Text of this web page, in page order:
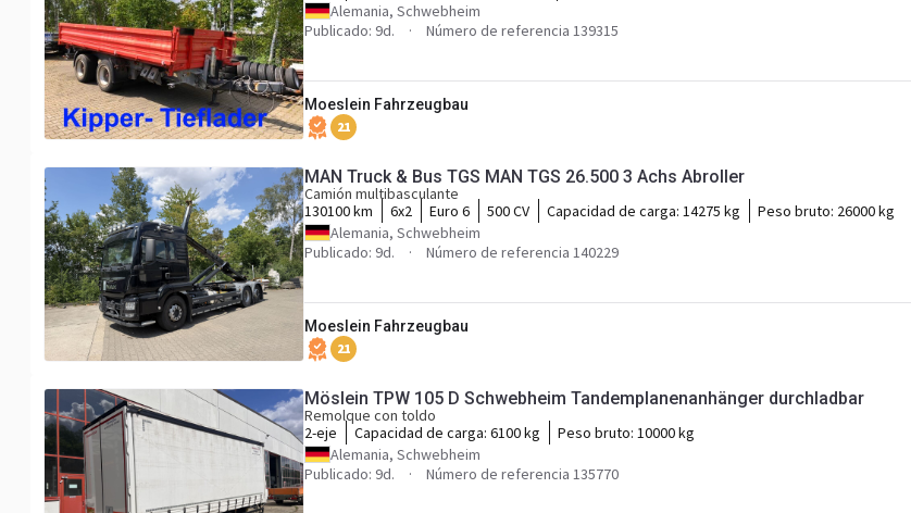
Alemania, Schwebheim
Publicado: 9d.
Número de referencia 139315
Moeslein Fahrzeugbau
21
MAN Truck & Bus TGS MAN TGS 26.500 3 Achs Abroller
Camión multibasculante
130100 km
6x2 Euro 6 500 CV Capacidad de carga: 14275 kg Peso bruto: 26000 kg
Alemania, Schwebheim
Publicado: 9d.
Número de referencia 140229
Moeslein Fahrzeugbau
21
Möslein TPW 105 D Schwebheim Tandemplanenanhänger durchladbar
Remolque con toldo
2-eje
Capacidad de carga: 6100 kg Peso bruto: 10000 kg
Alemania, Schwebheim
Publicado: 9d.
Número de referencia 135770